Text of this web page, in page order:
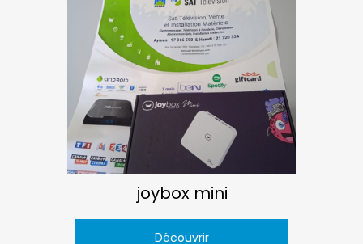
joybox mini
Découvrir